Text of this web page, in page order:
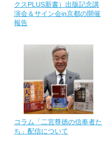
クスPLUS新書）出版記念講
演会＆サイン会in京都の開催
報告
コラム「二宮尊徳の信奉者た
ち」配信について